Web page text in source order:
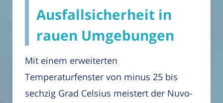
Ausfallsicherheit in
rauen Umgebungen
Mit einem erweiterten
Temperaturfenster von minus 25 bis
sechzig Grad Celsius meistert der Nuvo-